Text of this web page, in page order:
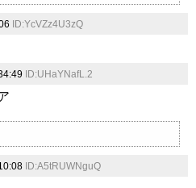
ID:YcVZz4U3zQ
ID:UHaYNafL.2
ID:A5tRUWNguQ